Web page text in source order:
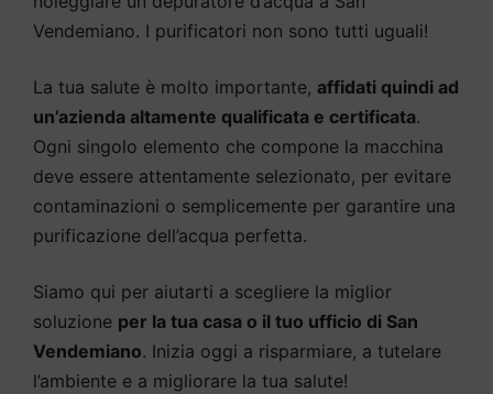
Vendemiano. I purificatori non sono tutti uguali!
La tua salute è molto importante, affidati quindi ad
un’azienda altamente qualificata e certificata.
Ogni singolo elemento che compone la macchina
deve essere attentamente selezionato, per evitare
contaminazioni o semplicemente per garantire una
purificazione dell’acqua perfetta.
Siamo qui per aiutarti a scegliere la miglior
soluzione per la tua casa o il tuo ufficio di San
Vendemiano. Inizia oggi a risparmiare, a tutelare
l’ambiente e a migliorare la tua salute!